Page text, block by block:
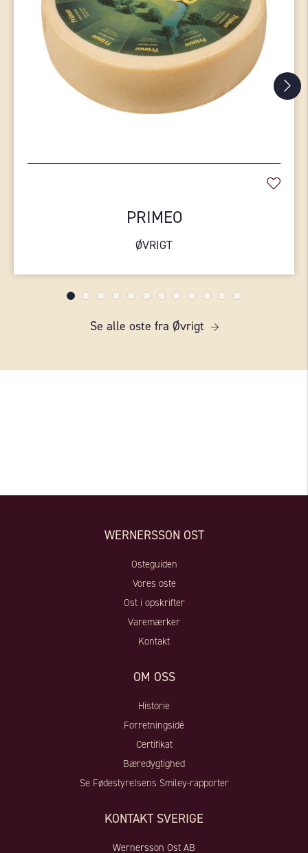
PRIMEO
ØVRIGT
Se alle oste fra Øvrigt
WERNERSSON OST
Osteguiden
Vores oste
Ost i opskrifter
Varemærker
Kontakt
OM OSS
Historie
Forretningsidé
Certifikat
Bæredygtighed
Se Fødestyrelsens Smiley-rapporter
KONTAKT SVERIGE
Wernersson Ost AB